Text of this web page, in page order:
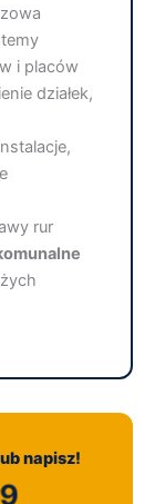
i placów
działek,
rur
napisz!